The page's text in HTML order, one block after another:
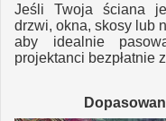
Jeśli Twoja ściana
drzwi, okna, skosy lub
aby idealnie
projektanci bezpłatnie